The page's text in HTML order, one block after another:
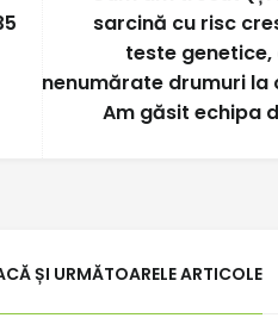
sarcină cu risc
teste
nenumărate drumuri la
Am găsit echipa
ȘI URMĂTOARELE ARTICOLE